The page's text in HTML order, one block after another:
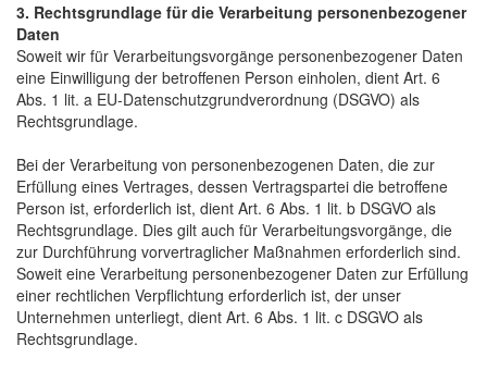
3. Rechtsgrundlage für die Verarbeitung personenbezogener
Daten
Soweit wir für Verarbeitungsvorgänge personenbezogener Daten
eine Einwilligung der betroffenen Person einholen, dient Art. 6
Abs. 1 lit. a EU-Datenschutzgrundverordnung (DSGVO) als
Rechtsgrundlage.
Bei der Verarbeitung von personenbezogenen Daten, die zur
Erfüllung eines Vertrages, dessen Vertragspartei die betroffene
Person ist, erforderlich ist, dient Art. 6 Abs. 1 lit. b DSGVO als
Rechtsgrundlage. Dies gilt auch für Verarbeitungsvorgänge, die
zur Durchführung vorvertraglicher Maßnahmen erforderlich sind.
Soweit eine Verarbeitung personenbezogener Daten zur Erfüllung
einer rechtlichen Verpflichtung erforderlich ist, der unser
Unternehmen unterliegt, dient Art. 6 Abs. 1 lit. c DSGVO als
Rechtsgrundlage.